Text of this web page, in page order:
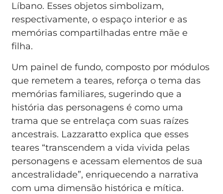
Líbano. Esses objetos simbolizam,
respectivamente, o espaço interior e as
memórias compartilhadas entre mãe e
filha.
Um painel de fundo, composto por módulos
que remetem a teares, reforça o tema das
memórias familiares, sugerindo que a
história das personagens é como uma
trama que se entrelaça com suas raízes
ancestrais. Lazzaratto explica que esses
teares “transcendem a vida vivida pelas
personagens e acessam elementos de sua
ancestralidade”, enriquecendo a narrativa
com uma dimensão histórica e mítica.